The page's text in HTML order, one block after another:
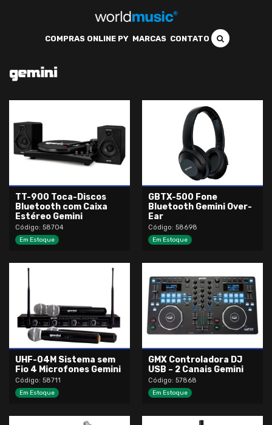
COMPRAS ONLINE PY MARCAS CONTATO
TT-900 Toca-Discos
Bluetooth com Caixa
Estéreo Gemini
Código: 58704
Em Estoque
GBTX-500 Fone
Bluetooth Gemini Over-
Ear
Código: 58698
Em Estoque
UHF-04M Sistema sem
Fio 4 Microfones Gemini
Código: 58711
Em Estoque
GMX Controladora DJ
USB – 2 Canais Gemini
Código: 57868
Em Estoque